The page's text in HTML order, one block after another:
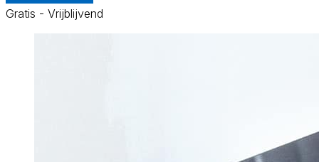
Gratis - Vrijblijvend